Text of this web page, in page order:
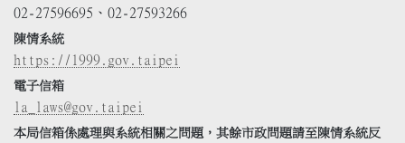
02-27596695、02-27593266
陳情系統
https://1999.gov.taipei
電子信箱
la_laws@gov.taipei
本局信箱係處理與系統相關之問題，其餘市政問題請至陳情系統反